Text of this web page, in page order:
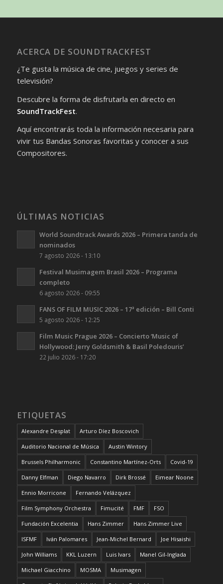
ACERCA DE SOUNDTRACKFEST
¿Te gusta la música de cine, juegos y series de
televisión?
Descubre la forma de disfrutarla en directo en
SoundTrackFest.
Aquí encontrarás toda la información necesaria para
vivir tus Bandas Sonoras favoritas y conocer a sus
Compositores.
ÚLTIMAS NOTICIAS
World Soundtrack Awards 2026 – Primera tanda de
nominados
7 agosto 2026 - 13:10
Festival Musimagem Brasil 2026 – Programa
completo
6 agosto 2026 - 09:55
FANS OF FILM MUSIC 2026 – 17ª edición – Bill Conti
5 agosto 2026 - 12:25
Film Music Prague 2026 – Concierto ‘Music of
Hollywood: Jerry Goldsmith & Basil Poledouris’
22 julio 2026 - 17:20
ETIQUETAS
Alexandre Desplat Arturo Díez Boscovich
Auditorio Nacional de Música Austin Wintory
Brussels Philharmonic Constantino Martínez-Orts Covid-19
Danny Elfman Diego Navarro Dirk Brossé Eimear Noone
Ennio Morricone Fernando Velázquez
Film Symphony Orchestra Fimucité FMF FSO
Fundación Excelentia Hans Zimmer Hans Zimmer Live
ISFMF Iván Palomares Jean-Michel Bernard Joe Hisaishi
John Williams KKL Luzern Luis Ivars Manel Gil-Inglada
Michael Giacchino MOSMA Musimagen